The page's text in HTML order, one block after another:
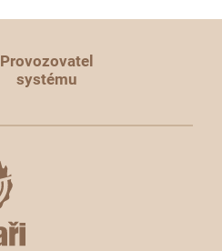
Provozovatel
systému